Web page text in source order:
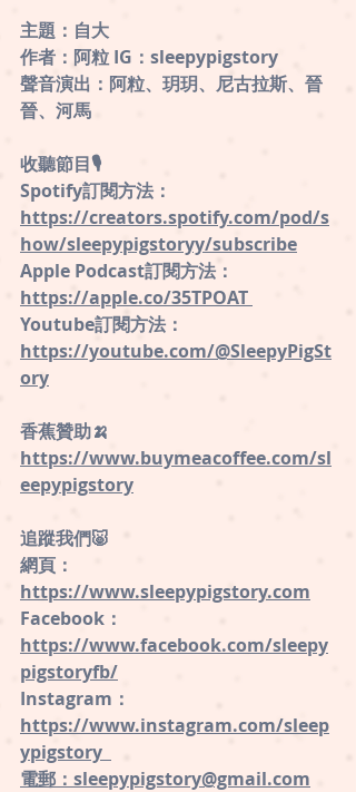
主題：自大
作者：阿粒 IG：sleepypigstory
聲音演出：阿粒、玥玥、尼古拉斯、晉
晉、河馬
收聽節目🎙
Spotify訂閱方法：
https://creators.spotify.com/pod/s
how/sleepypigstoryy/subscribe
Apple Podcast訂閱方法：
https://apple.co/35TPOAT
Youtube訂閱方法：
https://youtube.com/@SleepyPigSt
ory
香蕉贊助🍌
https://www.buymeacoffee.com/sl
eepypigstory
追蹤我們🐷
網頁：
https://www.sleepypigstory.com
Facebook：
⁠https://www.facebook.com/sleepy
pigstoryfb/
Instagram：
⁠https://www.instagram.com/sleep
ypigstory ⁠
電郵：sleepypigstory@gmail.com